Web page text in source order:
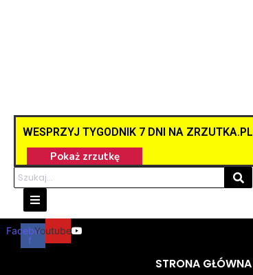
WESPRZYJ TYGODNIK 7 DNI NA ZRZUTKA.PL
Facebook-
f
Youtube
STRONA GŁÓWNA